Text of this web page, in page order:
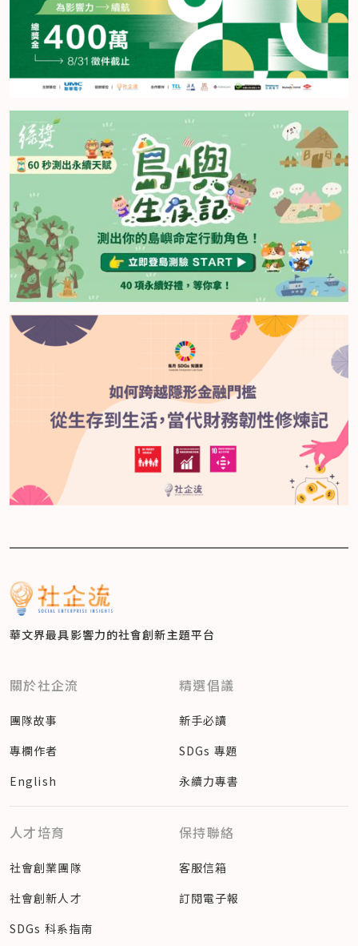
華文界最具影響力的社會創新主題平台
關於社企流
團隊故事
專欄作者
English
精選倡議
新手必讀
SDGs 專題
永續力專書
人才培育
社會創業團隊
社會創新人才
SDGs 科系指南
保持聯絡
客服信箱
訂閱電子報